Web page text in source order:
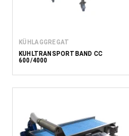
KÜHLAGGREGAT
KÜHLTRANSPORTBAND CC
600/4000